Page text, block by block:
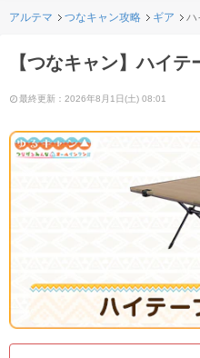
アルテマ つなキャン攻略 ギア ハ
【つなキャン】ハイ
最終更新：2026年8月1日(土) 08:01